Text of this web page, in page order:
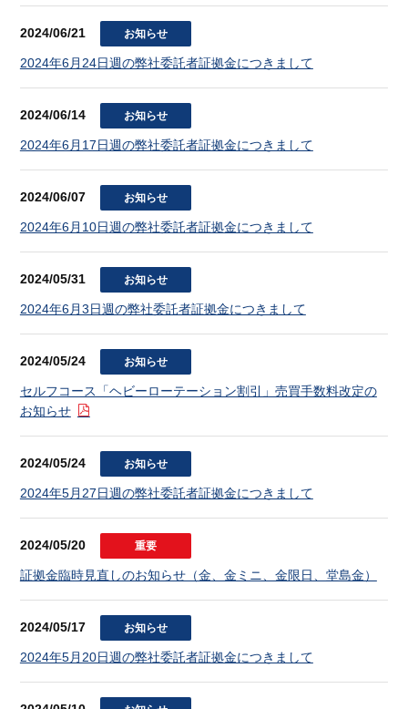
2024/06/21 お知らせ
2024年6月24日週の弊社委託者証拠金につきまして
2024/06/14 お知らせ
2024年6月17日週の弊社委託者証拠金につきまして
2024/06/07 お知らせ
2024年6月10日週の弊社委託者証拠金につきまして
2024/05/31 お知らせ
2024年6月3日週の弊社委託者証拠金につきまして
2024/05/24 お知らせ
セルフコース「ヘビーローテーション割引」売買手数料改定の
お知らせ
2024/05/24 お知らせ
2024年5月27日週の弊社委託者証拠金につきまして
2024/05/20 重要
証拠金臨時見直しのお知らせ（金、金ミニ、金限日、堂島金）
2024/05/17 お知らせ
2024年5月20日週の弊社委託者証拠金につきまして